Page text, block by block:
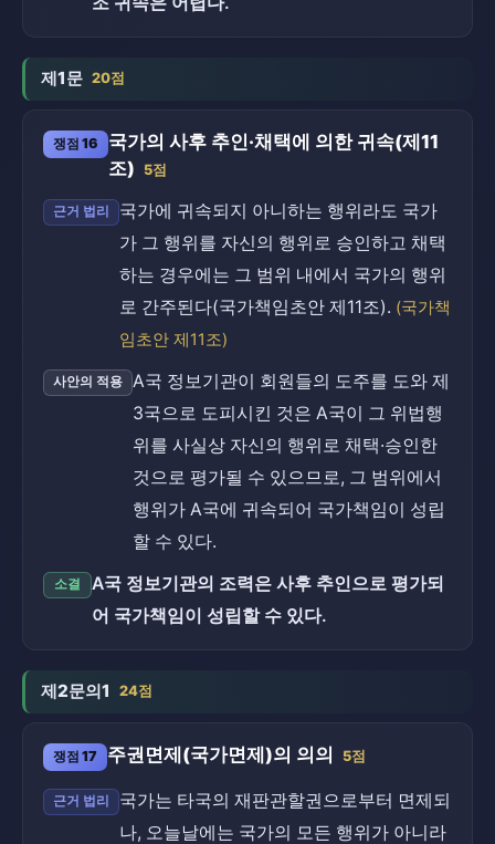
제1문 20점
쟁점 16
국가의 사후 추인·채택에 의한 귀속(제11
조) 5점
근거 법리
국가에 귀속되지 아니하는 행위라도 국가
가 그 행위를 자신의 행위로 승인하고 채택
하는 경우에는 그 범위 내에서 국가의 행위
로 간주된다(국가책임초안 제11조). (국가책
임초안 제11조)
사안의 적용
A국 정보기관이 회원들의 도주를 도와 제
3국으로 도피시킨 것은 A국이 그 위법행
위를 사실상 자신의 행위로 채택·승인한
것으로 평가될 수 있으므로, 그 범위에서
행위가 A국에 귀속되어 국가책임이 성립
할 수 있다.
소결
A국 정보기관의 조력은 사후 추인으로 평가되
어 국가책임이 성립할 수 있다.
제2문의1 24점
쟁점 17 주권면제(국가면제)의 의의 5점
근거 법리
국가는 타국의 재판관할권으로부터 면제되
나, 오늘날에는 국가의 모든 행위가 아니라